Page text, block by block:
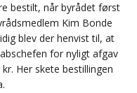
bestilt, når byrådet først
Kim Bonde
blev der henvist til, at
for nyligt afgav
Her skete bestillingen